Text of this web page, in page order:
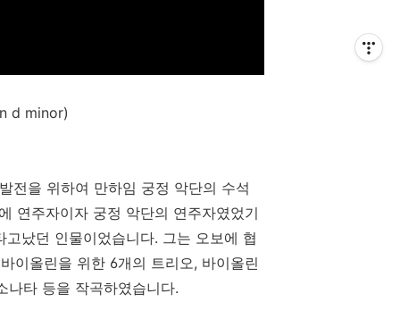
d minor)
전을 위하여 만하임 궁정 악단의 수석
연주자이자 궁정 악단의 연주자였었기
났던 인물이었습니다. 그는 오보에 협
이올린을 위한 6개의 트리오, 바이올린
나타 등을 작곡하였습니다.